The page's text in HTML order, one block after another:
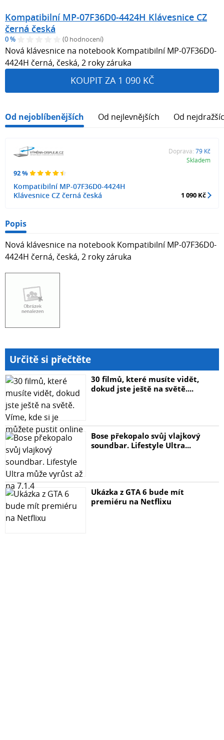
Kompatibilní MP-07F36D0-4424H Klávesnice CZ
černá česká
0 % (0 hodnocení)
Nová klávesnice na notebook Kompatibilní MP-07F36D0-
4424H černá, česká, 2 roky záruka
KOUPIT ZA 1 090 KČ
Od nejoblíbenějších Od nejlevnějších Od
92 %
Kompatibilní MP-07F36D0-4424H
Klávesnice CZ černá česká
Doprava: 79 Kč
Skladem
1 090 Kč
Popis
Nová klávesnice na notebook Kompatibilní MP-07F36D0-
4424H černá, česká, 2 roky záruka
Určitě si přečtěte
30 filmů, které musíte vidět,
dokud jste ještě na světě....
Bose překopalo svůj vlajkový
soundbar. Lifestyle Ultra...
Ukázka z GTA 6 bude mít
premiéru na Netflixu